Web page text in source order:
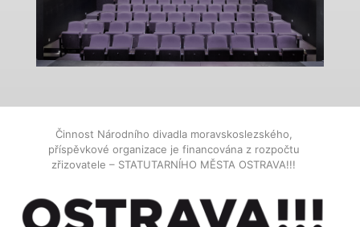
Činnost Národního divadla moravskoslezského,
příspěvkové organizace je financována z rozpočtu
zřizovatele – STATUTARNÍHO MĚSTA OSTRAVA!!!